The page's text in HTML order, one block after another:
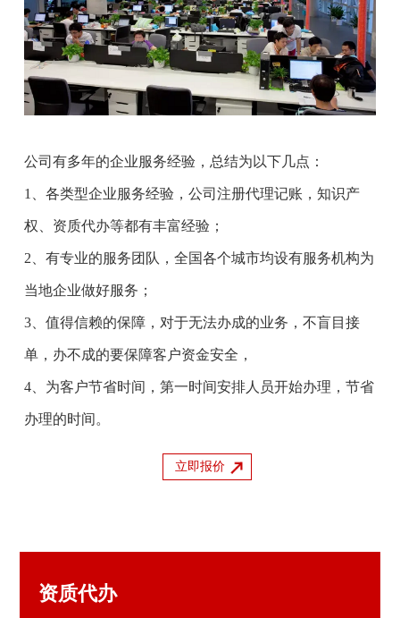
公司有多年的企业服务经验，总结为以下几点：
1、各类型企业服务经验，公司注册代理记账，知识产
权、资质代办等都有丰富经验；
2、有专业的服务团队，全国各个城市均设有服务机构为
当地企业做好服务；
3、值得信赖的保障，对于无法办成的业务，不盲目接
单，办不成的要保障客户资金安全，
4、为客户节省时间，第一时间安排人员开始办理，节省
办理的时间。
立即报价
资质代办